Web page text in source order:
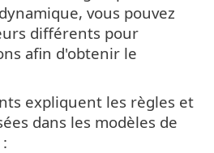
vous pouvez
différents pour
afin d'obtenir le
expliquent les règles et
dans les modèles de